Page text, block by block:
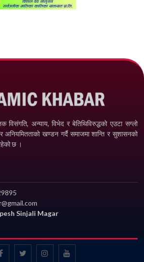
अन्याय, विभेद­ र बेतिथिविरुद्धको एउटा सग्लो
अनियमितताको खण्डन गर्दै समाजमा शान्ति र सुशासनको
छ ।
Sinjali Magar